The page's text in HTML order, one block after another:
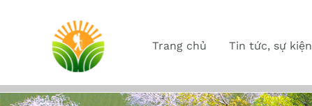
Trang chủ Tin tức, sự kiện